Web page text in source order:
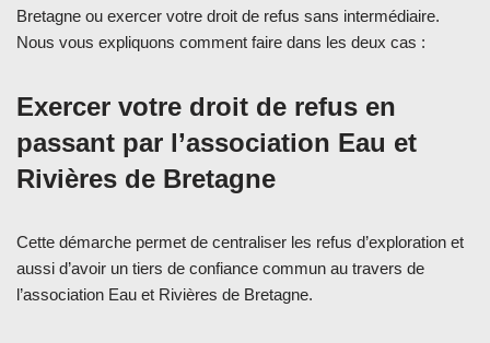
Bretagne ou exercer votre droit de refus sans intermédiaire.
Nous vous expliquons comment faire dans les deux cas :
Exercer votre droit de refus en
passant par l’association Eau et
Rivières de Bretagne
Cette démarche permet de centraliser les refus d’exploration et
aussi d’avoir un tiers de confiance commun au travers de
l’association Eau et Rivières de Bretagne.